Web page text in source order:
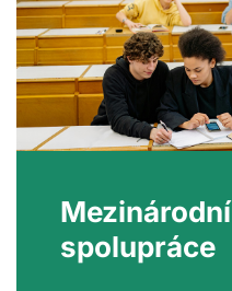
Mezinárodní
spolupráce